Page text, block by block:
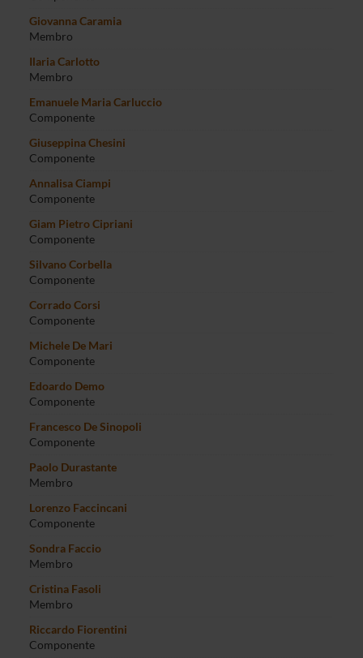
Giovanna Caramia
Membro
Ilaria Carlotto
Membro
Emanuele Maria Carluccio
Componente
Giuseppina Chesini
Componente
Annalisa Ciampi
Componente
Giam Pietro Cipriani
Componente
Silvano Corbella
Componente
Corrado Corsi
Componente
Michele De Mari
Componente
Edoardo Demo
Componente
Francesco De Sinopoli
Componente
Paolo Durastante
Membro
Lorenzo Faccincani
Componente
Sondra Faccio
Membro
Cristina Fasoli
Membro
Riccardo Fiorentini
Componente